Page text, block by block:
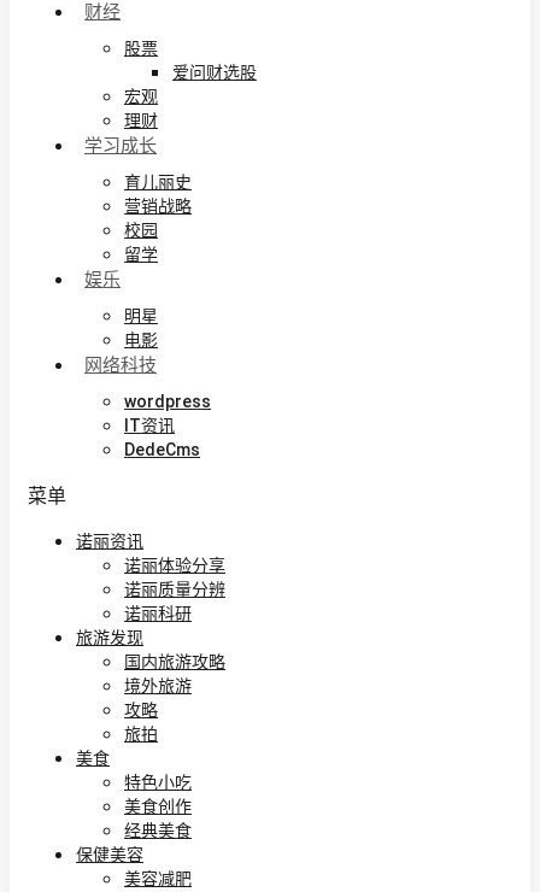
财经
股票
爱问财选股
宏观
理财
学习成长
育儿丽史
营销战略
校园
留学
娱乐
明星
电影
网络科技
wordpress
IT资讯
DedeCms
菜单
诺丽资讯
诺丽体验分享
诺丽质量分辨
诺丽科研
旅游发现
国内旅游攻略
境外旅游
攻略
旅拍
美食
特色小吃
美食创作
经典美食
保健美容
美容减肥